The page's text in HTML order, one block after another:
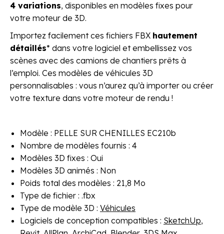
4 variations, disponibles en modèles fixes pour
votre moteur de 3D.
Importez facilement ces fichiers FBX hautement
détaillés* dans votre logiciel et embellissez vos
scènes avec des camions de chantiers prêts à
l’emploi. Ces modèles de véhicules 3D
personnalisables : vous n’aurez qu’à importer ou créer
votre texture dans votre moteur de rendu !
Modèle : PELLE SUR CHENILLES EC210b
Nombre de modèles fournis : 4
Modèles 3D fixes : Oui
Modèles 3D animés : Non
Poids total des modèles : 21,8 Mo
Type de fichier : .fbx
Type de modèle 3D : Véhicules
Logiciels de conception compatibles : SketchUp,